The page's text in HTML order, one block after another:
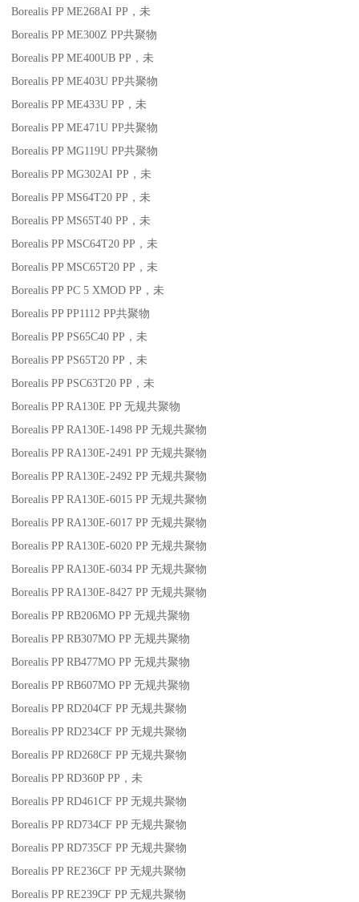
Borealis PP ME268AI PP ，未
Borealis PP ME300Z PP共聚物
Borealis PP ME400UB PP ，未
Borealis PP ME403U PP共聚物
Borealis PP ME433U PP ，未
Borealis PP ME471U PP共聚物
Borealis PP MG119U PP共聚物
Borealis PP MG302AI PP ，未
Borealis PP MS64T20 PP ，未
Borealis PP MS65T40 PP ，未
Borealis PP MSC64T20 PP ，未
Borealis PP MSC65T20 PP ，未
Borealis PP PC 5 XMOD PP ，未
Borealis PP PP1112 PP共聚物
Borealis PP PS65C40 PP ，未
Borealis PP PS65T20 PP ，未
Borealis PP PSC63T20 PP ，未
Borealis PP RA130E PP无规共聚物
Borealis PP RA130E-1498 PP无规共聚物
Borealis PP RA130E-2491 PP无规共聚物
Borealis PP RA130E-2492 PP无规共聚物
Borealis PP RA130E-6015 PP无规共聚物
Borealis PP RA130E-6017 PP无规共聚物
Borealis PP RA130E-6020 PP无规共聚物
Borealis PP RA130E-6034 PP无规共聚物
Borealis PP RA130E-8427 PP无规共聚物
Borealis PP RB206MO PP无规共聚物
Borealis PP RB307MO PP无规共聚物
Borealis PP RB477MO PP无规共聚物
Borealis PP RB607MO PP无规共聚物
Borealis PP RD204CF PP无规共聚物
Borealis PP RD234CF PP无规共聚物
Borealis PP RD268CF PP无规共聚物
Borealis PP RD360P PP ，未
Borealis PP RD461CF PP无规共聚物
Borealis PP RD734CF PP无规共聚物
Borealis PP RD735CF PP无规共聚物
Borealis PP RE236CF PP无规共聚物
Borealis PP RE239CF PP无规共聚物